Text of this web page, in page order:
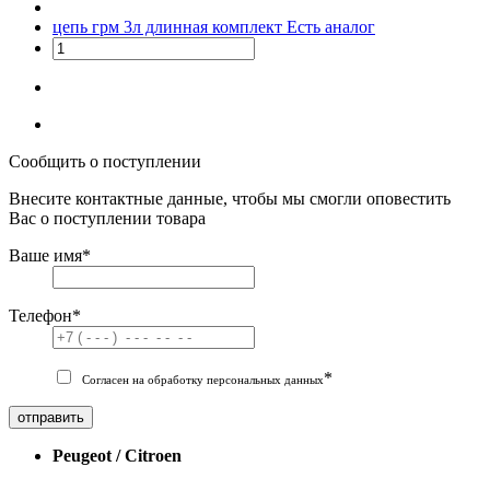
цепь грм 3л длинная комплект Есть аналог
Сообщить о поступлении
Внесите контактные данные, чтобы мы смогли оповестить
Вас о поступлении товара
Ваше имя*
Телефон*
Согласен на обработку персональных данных*
отправить
Peugeot / Citroen